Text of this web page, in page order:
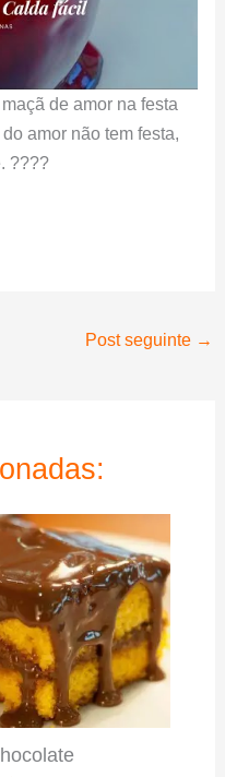
de amor na festa
amor não tem festa,
????
Post seguinte →